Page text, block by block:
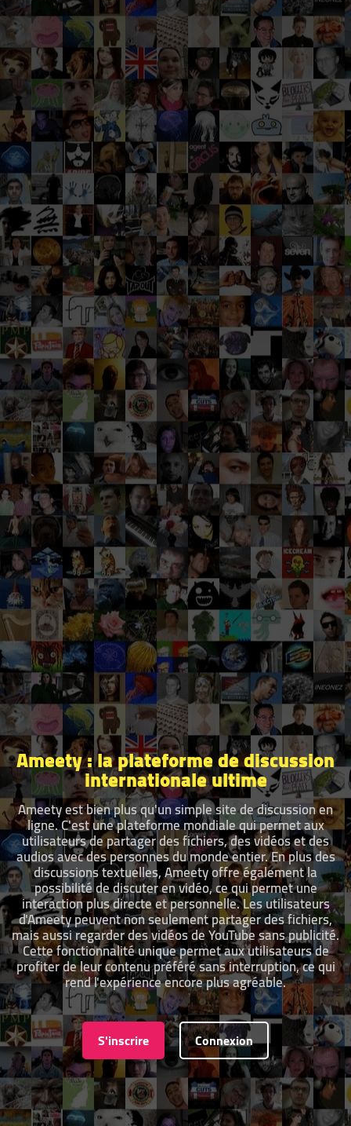
Ameety : la plateforme de discussion
internationale ultime
Ameety est bien plus qu'un simple site de discussion en
ligne. C'est une plateforme mondiale qui permet aux
utilisateurs de partager des fichiers, des vidéos et des
audios avec des personnes du monde entier. En plus des
discussions textuelles, Ameety offre également la
possibilité de discuter en vidéo, ce qui permet une
interaction plus directe et personnelle. Les utilisateurs
d'Ameety peuvent non seulement partager des fichiers,
mais aussi regarder des vidéos de YouTube sans publicité.
Cette fonctionnalité unique permet aux utilisateurs de
profiter de leur contenu préféré sans interruption, ce qui
rend l'expérience encore plus agréable.
S'inscrire Connexion